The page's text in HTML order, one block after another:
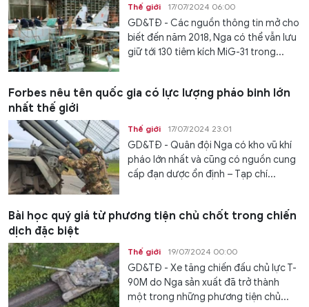
Thế giới 17/07/2024 06:00
GD&TĐ - Các nguồn thông tin mở cho
biết đến năm 2018, Nga có thể vẫn lưu
giữ tới 130 tiêm kích MiG-31 trong...
Forbes nêu tên quốc gia có lực lượng pháo binh lớn
nhất thế giới
Thế giới 17/07/2024 23:01
GD&TĐ - Quân đội Nga có kho vũ khí
pháo lớn nhất và cũng có nguồn cung
cấp đạn dược ổn định – Tạp chí...
Bài học quý giá từ phương tiện chủ chốt trong chiến
dịch đặc biệt
Thế giới 19/07/2024 00:00
GD&TĐ - Xe tăng chiến đấu chủ lực T-
90M do Nga sản xuất đã trở thành
một trong những phương tiện chủ...